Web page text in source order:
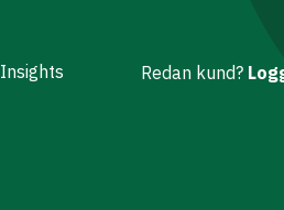
Insights Redan kund?